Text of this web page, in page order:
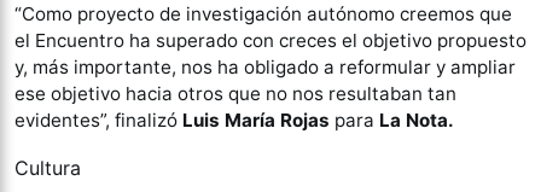
“Como proyecto de investigación autónomo creemos que
el Encuentro ha superado con creces el objetivo propuesto
y, más importante, nos ha obligado a reformular y ampliar
ese objetivo hacia otros que no nos resultaban tan
evidentes”, finalizó Luis María Rojas para La Nota.
Cultura